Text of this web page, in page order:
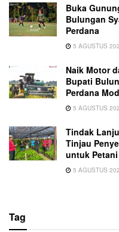
Buka
Bulungan
Perdana
5 AGUSTUS
Naik Motor
Bupati
Perdana
5 AGUSTUS
Tindak
Tinjau
untuk
5 AGUSTUS
Tag